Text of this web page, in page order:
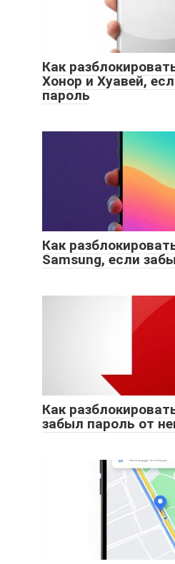
Как
Хонор и Хуавей,
пароль
Как
Samsung, если
Как
забыл пароль от